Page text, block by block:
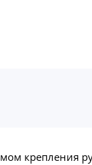
крепления